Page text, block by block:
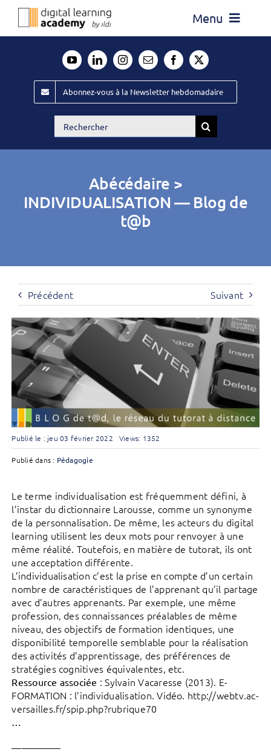
Passer
Menu
Évènements ILDI
Offres d’emploi
Abonnez-vous à la Newsletter hebdomadaire
Rechercher:
Abécédaire >
INDIVIDUALISATION — Blog de
t@b
Précédent Suivant
Publié le : jeu 03 février 2022 Views: 1352
Publié dans : Pédagogie
Le terme individualisation est fréquemment défini, à
l’instar du dictionnaire Larousse, comme un synonyme
de la personnalisation. De même, les acteurs du digital
learning utilisent les deux mots pour renvoyer à une
même réalité. Toutefois, en matière de tutorat, ils ont
une acceptation différente.
L’individualisation c’est la prise en compte d’un certain
nombre de caractéristiques de l’apprenant qu’il partage
avec d’autres apprenants. Par exemple, une même
profession, des connaissances préalables de même
niveau, des objectifs de formation identiques, une
disponibilité temporelle semblable pour la réalisation
des activités d’apprentissage, des préférences de
stratégies cognitives équivalentes, etc.
Ressource associée : Sylvain Vacaresse (2013). E-
FORMATION : l’individualisation. Vidéo. http://webtv.ac-
versailles.fr/spip.php?rubrique70
…
—————